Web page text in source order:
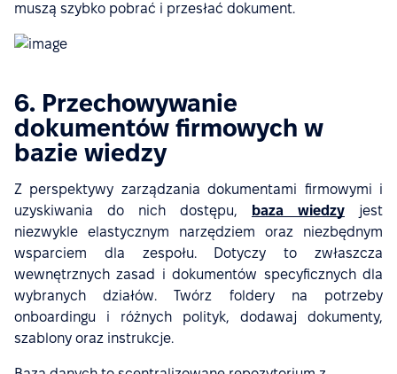
muszą szybko pobrać i przesłać dokument.
6. Przechowywanie
dokumentów firmowych w
bazie wiedzy
Z perspektywy zarządzania dokumentami firmowymi i
uzyskiwania do nich dostępu,
baza wiedzy jest
niezwykle elastycznym narzędziem oraz niezbędnym
wsparciem dla zespołu. Dotyczy to zwłaszcza
wewnętrznych zasad i dokumentów specyficznych dla
wybranych działów. Twórz foldery na potrzeby
onboardingu i różnych polityk, dodawaj dokumenty,
szablony oraz instrukcje.